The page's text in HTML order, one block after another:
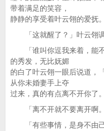
带着满足的笑容，
静静的享受着叶云翎的爱抚。
「这就醒了？」叶云翎调
「谁叫你逗我来着，能不
的秀发，无比妩媚
的白了叶云翎一眼后说道，
从你未婚妻手上夺
过来，真的有点离不开你了。
「离不开就不要离开啊。
「有些事情，是身不由己